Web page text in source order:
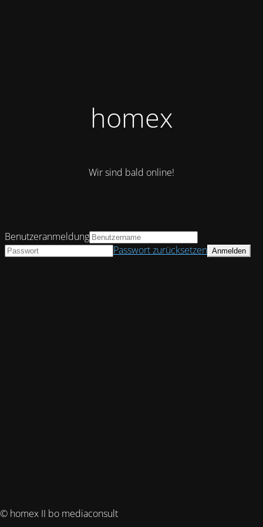
homex
Wir sind bald online!
© homex II bo mediaconsult
Benutzeranmeldung
Passwort zurücksetzen